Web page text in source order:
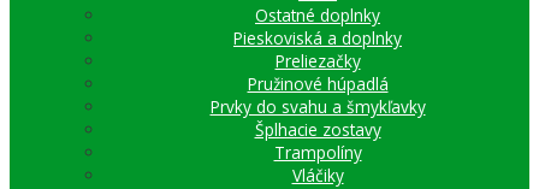
Ostatné doplnky
Pieskoviská a doplnky
Preliezačky
Pružinové húpadlá
Prvky do svahu a šmykľavky
Šplhacie zostavy
Trampolíny
Vláčiky